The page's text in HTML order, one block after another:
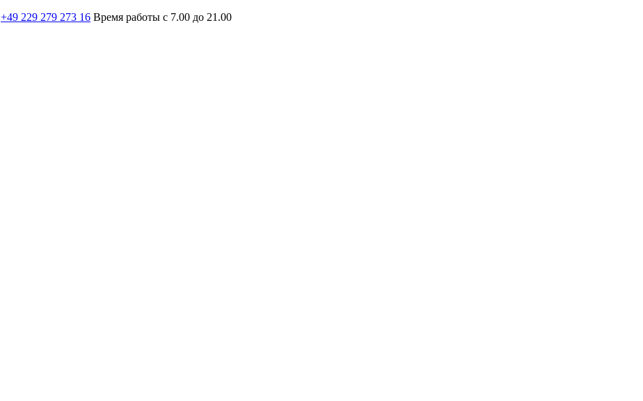
+49 229 279 273 16 Время работы с 7.00 до 21.00